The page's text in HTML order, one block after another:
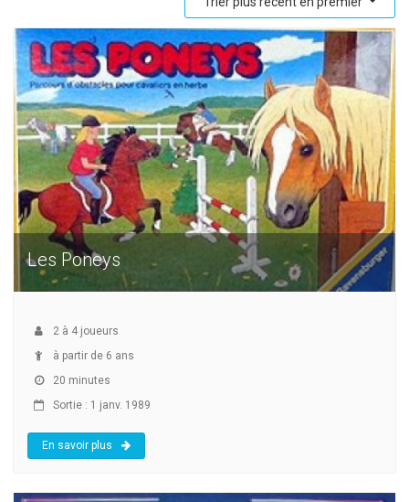
Les Poneys
2 à 4 joueurs
à partir de 6 ans
20 minutes
Sortie : 1 janv. 1989
En savoir plus